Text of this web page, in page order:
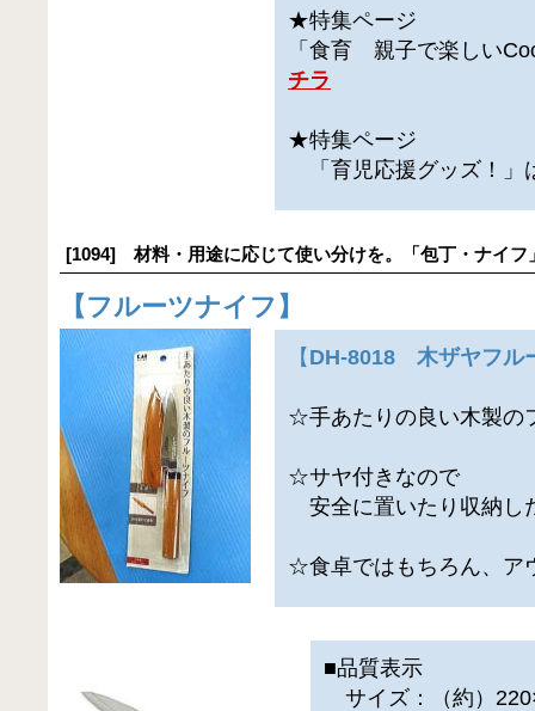
★特集ページ
「食育 親子で楽しい
チラ
★特集ページ
「育児応援グッズ！」
[1094] 材料・用途に応じて使い分けを。「包丁・ナイフ
【 フルーツナイフ 】
【 DH-8018 木ザヤフル
☆手あたりの良い木製の
☆サヤ付きなので
安全に置いたり収納し
☆食卓ではもちろん、ア
■品質表示
サイズ：（約）